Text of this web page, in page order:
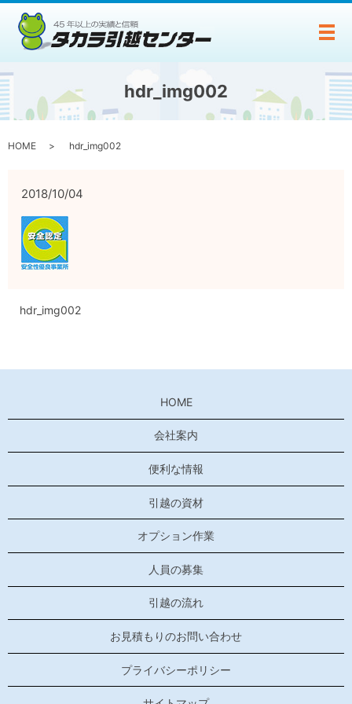
メ
hdr_img002
HOME hdr_img002
2018/10/04
hdr_img002
HOME
会社案内
便利な情報
引越の資材
オプション作業
人員の募集
引越の流れ
お見積もりのお問い合わせ
プライバシーポリシー